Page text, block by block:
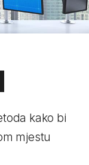
kako bi
mjestu